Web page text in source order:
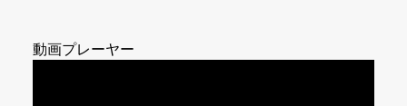
動画プレーヤー